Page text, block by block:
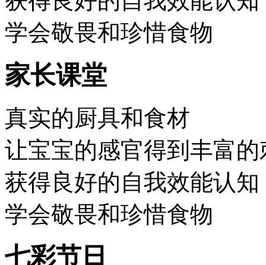
学会敬畏和珍惜食物
家长课堂
真实的厨具和食材
让宝宝的感官得到丰富的
获得良好的自我效能认知
学会敬畏和珍惜食物
七彩节日